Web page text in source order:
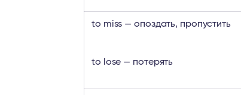
to miss — опоздать, пропустить
to lose — потерять